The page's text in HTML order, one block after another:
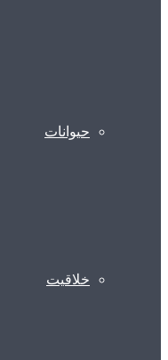
حیوانات
خلاقیت